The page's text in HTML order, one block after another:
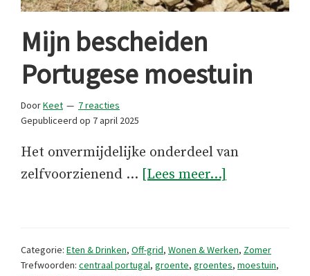
Mijn bescheiden
Portugese moestuin
DoorKeet
7 reacties
Gepubliceerd op 7 april 2025
Het onvermijdelijke onderdeel van
zelfvoorzienend … [Lees meer...]
Categorie: Eten & Drinken, Off-grid, Wonen & Werken, Zomer
Trefwoorden: centraal portugal, groente, groentes, moestuin,